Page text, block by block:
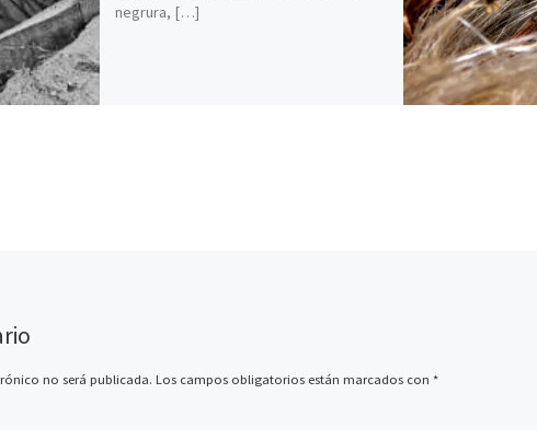
negrura, […]
no será publicada. Los campos obligatorios están marcados con *